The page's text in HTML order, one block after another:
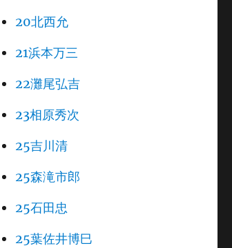
20北西允
21浜本万三
22灘尾弘吉
23相原秀次
25吉川清
25森滝市郎
25石田忠
25葉佐井博巳